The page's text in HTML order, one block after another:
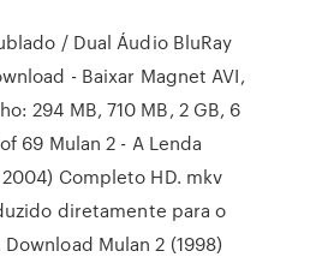
/ Dual Áudio BluRay
- Baixar Magnet AVI,
294 MB, 710 MB, 2 GB, 6
69 Mulan 2 - A Lenda
Completo HD. mkv
diretamente para o
Mulan 2 (1998)